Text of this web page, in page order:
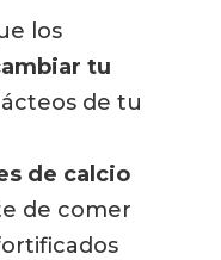
los
tu
de tu
de calcio
de comer